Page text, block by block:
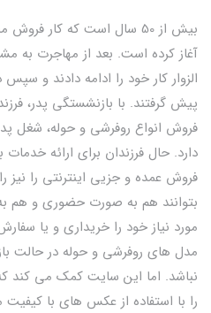
بیش از 50 سال است که کار
آغاز کرده است. بعد از مهاجرت به
الزوار کار خود را ادامه دادند و
پیش گرفتند. با بازنشستگی پدر،
فروش عمده و جزیی اینترنتی را نیز
بتوانند هم به صورت حضوری و
مورد نیاز خود را خریداری و یا
مدل های روفرشی و حوله در حالت
نباشد. اما این سایت کمک می کند
را با استفاده از عکس های با کیفیت